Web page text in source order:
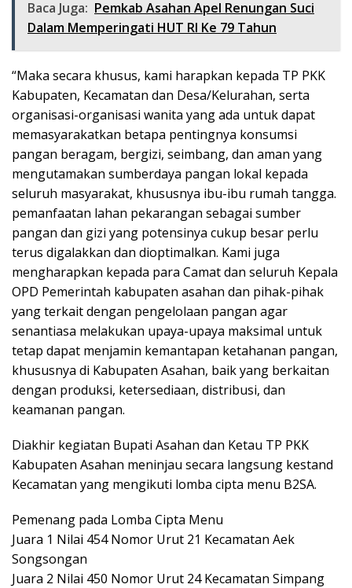
Baca Juga: Pemkab Asahan Apel Renungan Suci
Dalam Memperingati HUT RI Ke 79 Tahun
“Maka secara khusus, kami harapkan kepada TP PKK
Kabupaten, Kecamatan dan Desa/Kelurahan, serta
organisasi-organisasi wanita yang ada untuk dapat
memasyarakatkan betapa pentingnya konsumsi
pangan beragam, bergizi, seimbang, dan aman yang
mengutamakan sumberdaya pangan lokal kepada
seluruh masyarakat, khususnya ibu-ibu rumah tangga.
pemanfaatan lahan pekarangan sebagai sumber
pangan dan gizi yang potensinya cukup besar perlu
terus digalakkan dan dioptimalkan. Kami juga
mengharapkan kepada para Camat dan seluruh Kepala
OPD Pemerintah kabupaten asahan dan pihak-pihak
yang terkait dengan pengelolaan pangan agar
senantiasa melakukan upaya-upaya maksimal untuk
tetap dapat menjamin kemantapan ketahanan pangan,
khususnya di Kabupaten Asahan, baik yang berkaitan
dengan produksi, ketersediaan, distribusi, dan
keamanan pangan.
Diakhir kegiatan Bupati Asahan dan Ketau TP PKK
Kabupaten Asahan meninjau secara langsung kestand
Kecamatan yang mengikuti lomba cipta menu B2SA.
Pemenang pada Lomba Cipta Menu
Juara 1 Nilai 454 Nomor Urut 21 Kecamatan Aek
Songsongan
Juara 2 Nilai 450 Nomor Urut 24 Kecamatan Simpang